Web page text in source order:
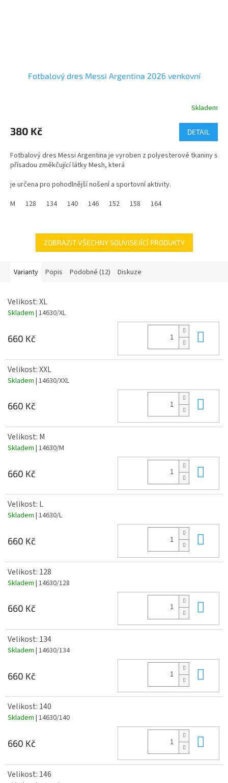
Fotbalový dres Messi Argentina 2026 venkovní
produktu
je
z
5
Skladem
380 Kč DETAIL
Fotbalový dres Messi Argentina je vyroben z polyesterové tkaniny s
přísadou změkčující látky Mesh, která
je určena pro pohodlnější nošení a sportovní aktivity.
K dispozici jsou dětské velikosti od 116 do 158 a dospělé velikosti
M 128 134 140 146 152 158 164
ZOBRAZIT VŠECHNY SOUVISEJÍCÍ PRODUKTY
Varianty Popis Podobné (12) Diskuze
Velikost: XL
Skladem | 14630/XL
660 Kč
Velikost: XXL
Skladem | 14630/XXL
660 Kč
Velikost: M
Skladem | 14630/M
660 Kč
Velikost: L
Skladem | 14630/L
660 Kč
Velikost: 128
Skladem | 14630/128
660 Kč
Velikost: 134
Skladem | 14630/134
660 Kč
Velikost: 140
Skladem | 14630/140
660 Kč
Velikost: 146